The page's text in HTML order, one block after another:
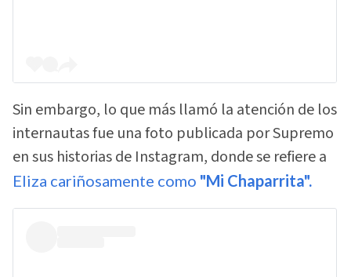
Sin embargo, lo que más llamó la atención de los
internautas fue una foto publicada por Supremo
en sus historias de Instagram, donde se refiere a
Eliza cariñosamente como "Mi Chaparrita".